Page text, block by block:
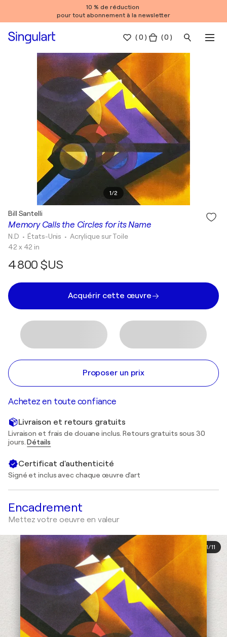
10 % de réduction
pour tout abonnement à la newsletter
(0 ) ( 0 )
1/2
Memory Calls the Circles for its Name
Bill Santelli
N.D • États-Unis • Acrylique sur Toile
42 x 42 in
4 800 $US
Acquérir cette œuvre
Proposer un prix
Achetez en toute confiance
Livraison et retours gratuits
Livraison et frais de douane inclus. Retours gratuits sous 30
jours.Détails
Certificat d'authenticité
Signé et inclus avec chaque œuvre d'art
Encadrement
Mettez votre oeuvre en valeur
1/11